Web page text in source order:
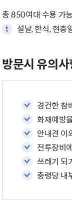
총 850여대 수용 가
설날, 한식, 현충
방문시 유의
경건한 참
화재예방
안내견 이
전투장비
쓰레기 되
충령당 내